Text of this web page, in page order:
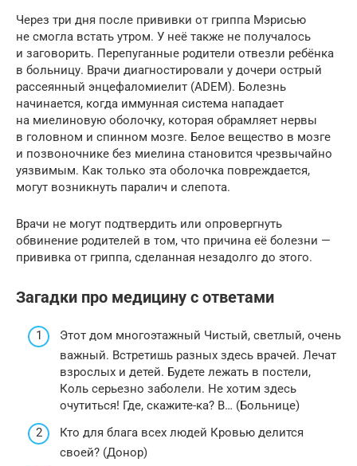
Через три дня после прививки от гриппа Мэрисью
не смогла встать утром. У неё также не получалось
и заговорить. Перепуганные родители отвезли ребёнка
в больницу. Врачи диагностировали у дочери острый
рассеянный энцефаломиелит (ADEM). Болезнь
начинается, когда иммунная система нападает
на миелиновую оболочку, которая обрамляет нервы
в головном и спинном мозге. Белое вещество в мозге
и позвоночнике без миелина становится чрезвычайно
уязвимым. Как только эта оболочка повреждается,
могут возникнуть паралич и слепота.
Врачи не могут подтвердить или опровергнуть
обвинение родителей в том, что причина её болезни —
прививка от гриппа, сделанная незадолго до этого.
Загадки про медицину с ответами
Этот дом многоэтажный Чистый, светлый, очень
важный. Встретишь разных здесь врачей. Лечат
взрослых и детей. Будете лежать в постели,
Коль серьезно заболели. Не хотим здесь
очутиться! Где, скажите-ка? В… (Больнице)
Кто для блага всех людей Кровью делится
своей? (Донор)